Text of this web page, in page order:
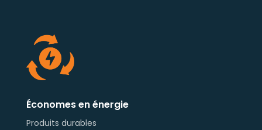
Économes en énergie
Produits durables